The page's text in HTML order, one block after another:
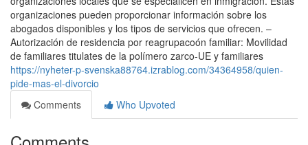
organizaciones pueden proporcionar información sobre los
abogados disponibles y los tipos de servicios que ofrecen. –
Autorización de residencia por reagrupacoón familiar: Movilidad
de familiares titulates de la polímero zarco-UE y familiares
https://nyheter-p-svenska88764.izrablog.com/34364958/quien-
pide-mas-el-divorcio
Comments
Who Upvoted